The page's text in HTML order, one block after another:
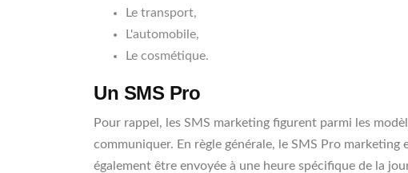
Le transport,
L'automobile,
Le cosmétique.
Un SMS Pro
Pour rappel, les SMS marketing figurent parmi les
communiquer. En règle générale, le SMS Pro
également être envoyée à une heure spécifique de la